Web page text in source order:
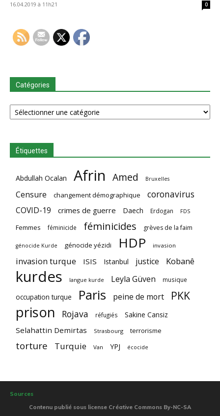
16.04.2019 à 11h21 0
Catégories
Catégories
Étiquettes
Abdullah Ocalan Afrin Amed Bruxelles
Censure changement démographique coronavirus
COVID-19 crimes de guerre Daech Erdogan FDS
Femmes féminicide féminicides grèves de la faim
génocide Kurde génocide yézidi HDP invasion
invasion turque ISIS Istanbul justice Kobanê
kurdes langue kurde Leyla Güven musique
occupation turque Paris peine de mort PKK
prison Rojava réfugiés Sakine Cansiz
Selahattin Demirtas Strasbourg terrorisme
torture Turquie Van YPJ écocide
Sources
Contenu publié sous license Créative Commons By-NC-SA